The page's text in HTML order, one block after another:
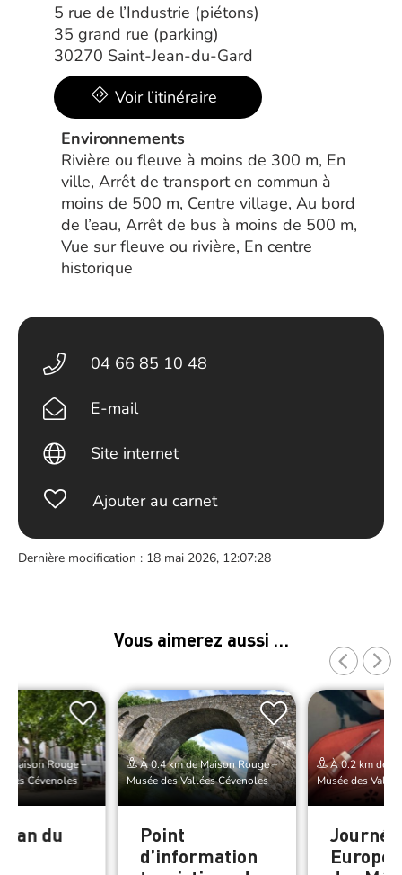
5 rue de l’Industrie (piétons)
35 grand rue (parking)
30270 Saint-Jean-du-Gard
Voir l’itinéraire
Environnements
Rivière ou fleuve à moins de 300 m, En
ville, Arrêt de transport en commun à
moins de 500 m, Centre village, Au bord
de l’eau, Arrêt de bus à moins de 500 m,
Vue sur fleuve ou rivière, En centre
historique
04 66 85 10 48
E-mail
Site internet
Ajouter au carnet
Dernière modification : 18 mai 2026, 12:07:28
Vous aimerez aussi …
Maison Rouge –
Cévenoles
du
À 0.4 km de Maison Rouge –
Musée des Vallées Cévenoles
Point
d’information
À 0.2 km de
Musée des